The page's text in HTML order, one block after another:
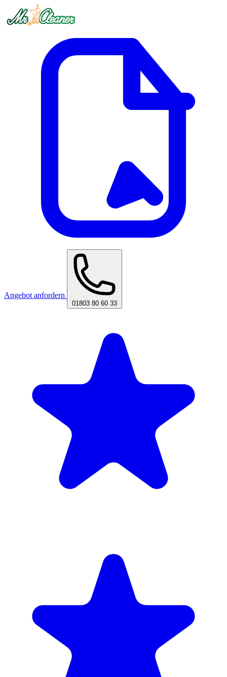
Angebot anfordern
01803 80 60 33